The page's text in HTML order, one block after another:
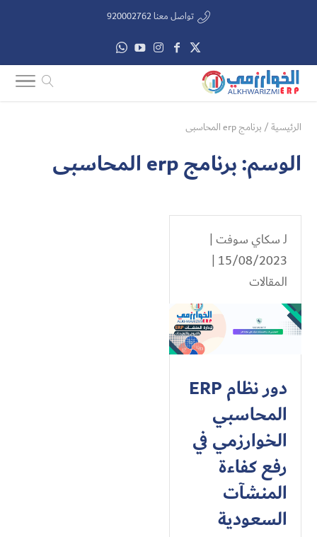
تواصل معنا 920002762
الرئيسية/ برنامج erp المحاسبى
الوسم:برنامج erp المحاسبى
لـسكاي سوفت |
15/08/2023 |
المقالات
دور نظام ERP
المحاسبي
الخوارزمي في
رفع كفاءة
المنشآت
السعودية